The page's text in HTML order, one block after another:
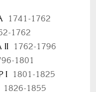
1741-1762
1762
II
1762-1796
1801
I
1801-1825
1826-1855